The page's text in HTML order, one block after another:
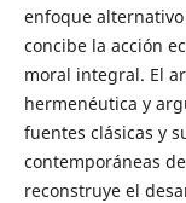
enfoque
concibe la acción
moral integral. El
hermenéutica y
fuentes clásicas y
contemporáneas
reconstruye el